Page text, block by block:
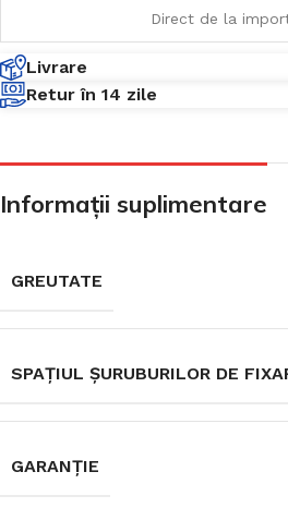
Direct de la
Livrare
Retur în 14 zile
Informații suplimentare
GREUTATE
SPAȚIUL ȘURUBURILOR DE
GARANȚIE